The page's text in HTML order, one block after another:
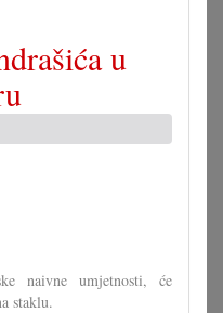
u
naivne umjetnosti, će
staklu.